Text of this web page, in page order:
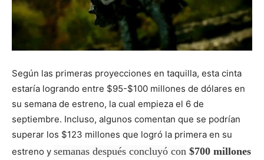
Según las primeras proyecciones en taquilla, esta cinta
estaría logrando entre $95-$100 millones de dólares en
su semana de estreno, la cual empieza el 6 de
septiembre. Incluso, algunos comentan que se podrían
superar los $123 millones que logró la primera en su
estreno y semanas después concluyó con $700 millones